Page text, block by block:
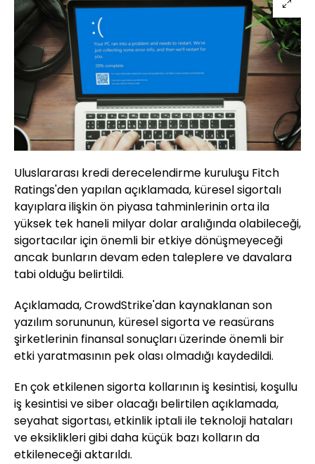
Uluslararası kredi derecelendirme kuruluşu Fitch
Ratings'den yapılan açıklamada, küresel sigortalı
kayıplara ilişkin ön piyasa tahminlerinin orta ila
yüksek tek haneli milyar dolar aralığında olabileceği,
sigortacılar için önemli bir etkiye dönüşmeyeceği
ancak bunların devam eden taleplere ve davalara
tabi olduğu belirtildi.
Açıklamada, CrowdStrike'dan kaynaklanan son
yazılım sorununun, küresel sigorta ve reasürans
şirketlerinin finansal sonuçları üzerinde önemli bir
etki yaratmasının pek olası olmadığı kaydedildi.
En çok etkilenen sigorta kollarının iş kesintisi, koşullu
iş kesintisi ve siber olacağı belirtilen açıklamada,
seyahat sigortası, etkinlik iptali ile teknoloji hataları
ve eksiklikleri gibi daha küçük bazı kolların da
etkileneceği aktarıldı.